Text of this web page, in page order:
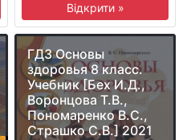
Відкрити »
ГДЗ Основы
здоровья 8 класс.
Учебник [Бех И.Д.,
Воронцова Т.В.,
Пономаренко В.С.,
Страшко С.В.] 2021